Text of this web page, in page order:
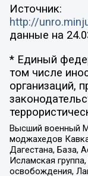
Источник:
http://
данные на
* Единый
том числе
организаций,
Высший военный
моджахедов
Дагестана, База,
Исламская
освобождения,